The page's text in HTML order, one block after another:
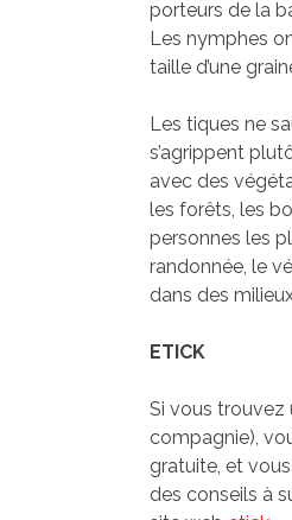
porteurs de la
Les nymphes
taille d’une
Les tiques ne
s’agrippent
avec des
les forêts, les
personnes les
randonnée, le
dans des
ETICK
Si vous trouvez
compagnie),
gratuite, et
des conseils à